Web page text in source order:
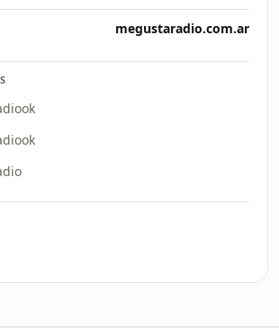
megustaradio.com.ar